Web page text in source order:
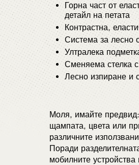
Горна част от
детайл на петата
Контрастна,
Система за лесно
Ултралека
Сменяема стелка
Лесно изпиране и
Моля, имайте
щампата, цвета или
различните
Поради
мобилните